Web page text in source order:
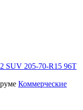
SUV 205-70-R15 96T
Коммерческие